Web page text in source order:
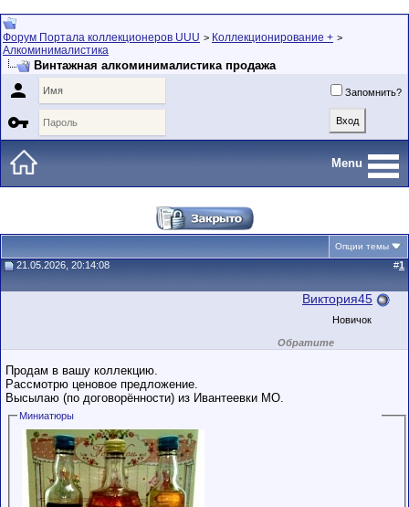
Форум Портала коллекционеров UUU > Коллекционирование + >
Алкоминималистика
Винтажная алкоминималистика продажа
 Запомнить?

Menu
Опции темы
21.05.2026, 20:14:08 #1
Виктория45
Новичок
Обратите
внимание на
Сделки с
Продам в вашу коллекцию.
Рассмотрю ценовое предложение.
Высылаю (по договорённости) из Ивантеевки МО.
Миниатюры